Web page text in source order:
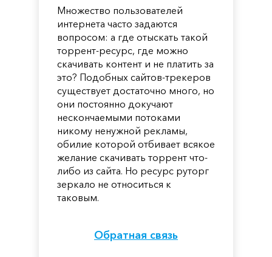
Множество пользователей
интернета часто задаются
вопросом: а где отыскать такой
торрент-ресурс, где можно
скачивать контент и не платить за
это? Подобных сайтов-трекеров
существует достаточно много, но
они постоянно докучают
нескончаемыми потоками
никому ненужной рекламы,
обилие которой отбивает всякое
желание скачивать торрент что-
либо из сайта. Но ресурс руторг
зеркало не относиться к
таковым.
Обратная связь